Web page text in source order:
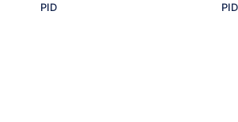
PID
PID